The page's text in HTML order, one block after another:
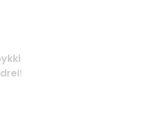
Tæknilega
TTR